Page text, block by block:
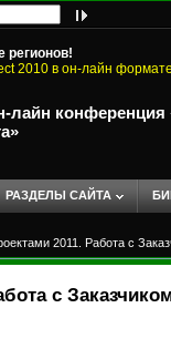
регионов!
2010 в он-лайн
конференция
РАЗДЕЛЫ САЙТА
2011. Работа с
с